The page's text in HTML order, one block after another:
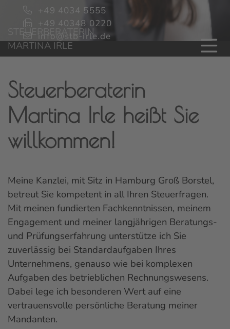
+49 4034 5555
+49 40348 0220
info@stb-irle.de
STEUERBERATERIN
MARTINA IRLE
Steuerberaterin
Martina Irle heißt Sie
willkommen!
Meine Kanzlei, mit Sitz in Hamburg Groß Borstel,
betreut Sie kompetent in all Ihren Steuerfragen.
Mit meinen fundierten Fachkenntnissen, meinem
Engagement und meiner langjährigen Beratungs-
und Prüfungserfahrung unterstütze ich Sie
zuverlässig bei Standardaufgaben Ihres
Unternehmens, genauso wie bei komplexen
Aufgaben des betrieblichen Rechnungswesens.
Dabei lege ich besonderen Wert auf eine
vertrauensvolle persönliche Beratung meiner
Mandanten.